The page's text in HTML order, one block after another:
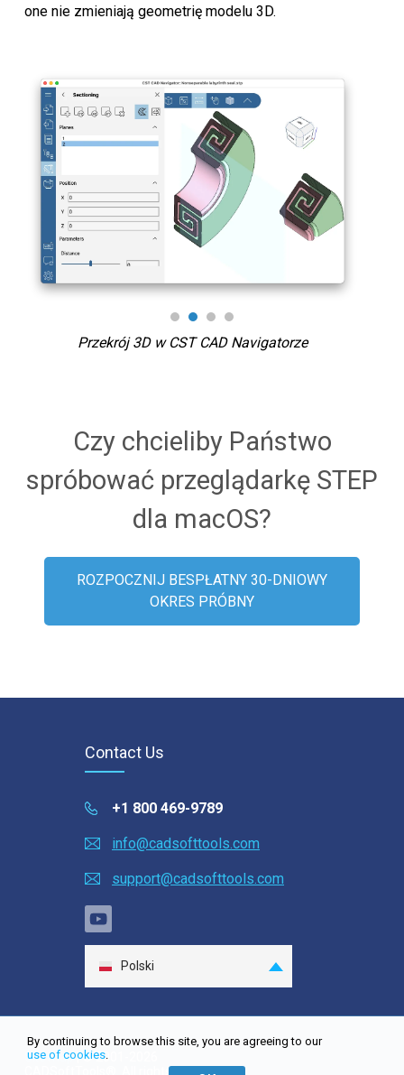
By continuing to browse this site, you are agreeing to our
use of cookies.
one nie zmieniają geometrię modelu 3D.
Przekrój 3D w CST CAD Navigatorze
Czy chcieliby Państwo
spróbować przeglądarkę STEP
dla macOS?
ROZPOCZNIJ BESPŁATNY 30-DNIOWY
OKRES PRÓBNY
Contact Us
+1 800 469-9789
info@cadsofttools.com
support@cadsofttools.com
Polski
Site map| © 2001-2026
CADSoftTools®. All rights